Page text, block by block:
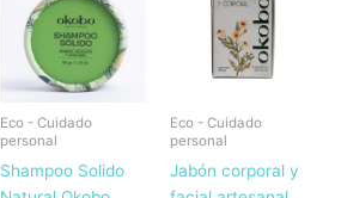
Eco - Cuidado
personal
Shampoo Solido
Eco - Cuidado
personal
Jabón corporal y